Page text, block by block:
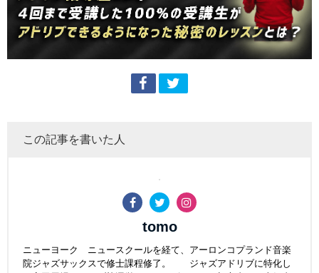
この記事を書いた人
tomo
ニューヨーク ニュースクールを経て、アーロンコプランド音楽
院ジャズサックスで修士課程修了。 ジャズアドリブに特化し